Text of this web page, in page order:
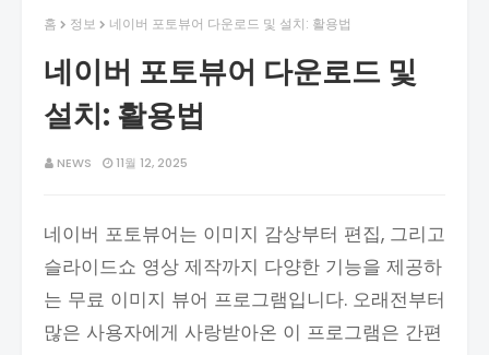
홈 정보 네이버 포토뷰어 다운로드 및 설치: 활용법
네이버 포토뷰어 다운로드 및
설치: 활용법
NEWS 11월 12, 2025
네이버 포토뷰어는 이미지 감상부터 편집, 그리고
슬라이드쇼 영상 제작까지 다양한 기능을 제공하
는 무료 이미지 뷰어 프로그램입니다. 오래전부터
많은 사용자에게 사랑받아온 이 프로그램은 간편